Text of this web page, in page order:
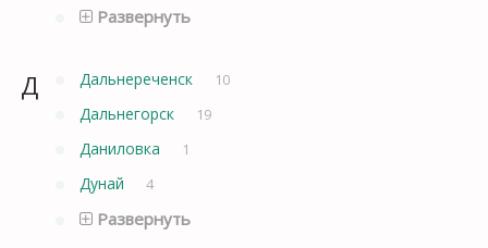
Развернуть
Д Дальнереченск 10
Дальнегорск 19
Даниловка 1
Дунай 4
Развернуть